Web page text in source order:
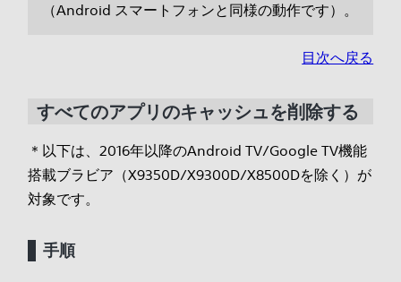
（Android スマートフォンと同様の動作です）。
目次へ戻る
すべてのアプリのキャッシュを削除する
＊以下は、2016年以降のAndroid TV/Google TV機能
搭載ブラビア（X9350D/X9300D/X8500Dを除く）が
対象です。
手順